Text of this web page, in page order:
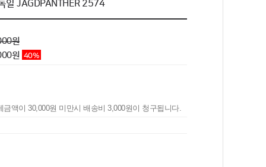
일 JAGDPANTHER 2574
원
원 40%
금액이 30,000원 미만시 배송비 3,000원이 청구됩니다.